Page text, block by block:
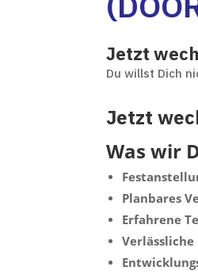
Jetzt
Du willst Dich
Jetzt
Was wir
Planbares
Erfahrene